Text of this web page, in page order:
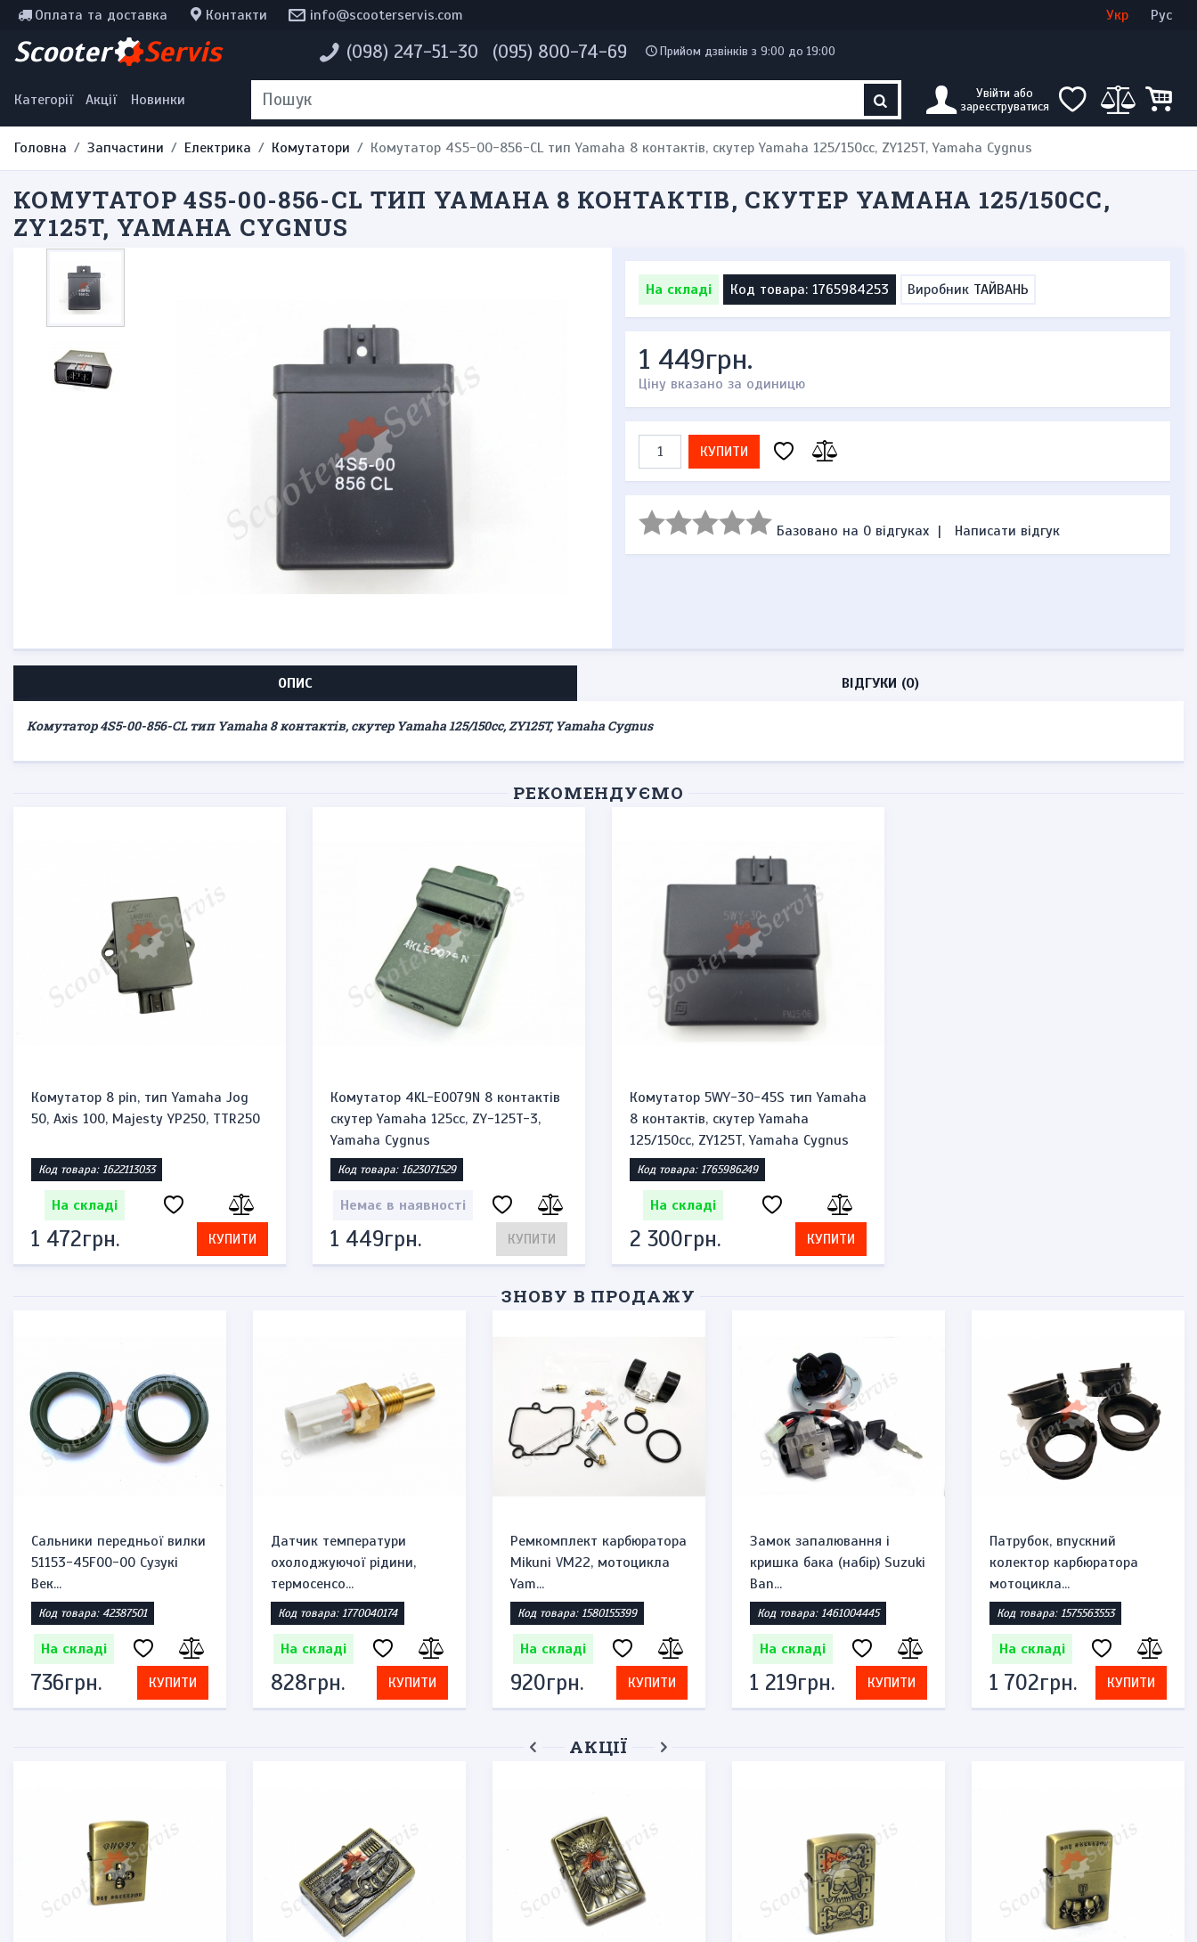
Оплата та доставка Контакти info@scooterservis.com Укр Рус
Scooter Servis (098) 247-51-30 (095) 800-74-69 Прийом дзвінків з 9:00 до 19:00
Категорії Акції Новинки
Увійти або
зареєструватися
Інструменти, мотохімія
Наклейки
Одяг та екіпірування
Головна Запчастини Електрика Комутатори Комутатор 4S5-00-856-CL тип Yamaha 8 контактів, скутер Yamaha 125/150cc, ZY125T, Yamaha Cygnus
КОМУТАТОР 4S5-00-856-CL ТИП YAMAHA 8 КОНТАКТІВ, СКУТЕР YAMAHA 125/150CC,
ZY125T, YAMAHA CYGNUS
На складі Код товара: 1765984253 Виробник ТАЙВАНЬ
1 449грн.
Ціну вказано за одиницю
КУПИТИ
Базовано на 0 відгуках | Написати відгук
ОПИС ВІДГУКИ (0)
Комутатор 4S5-00-856-CL тип Yamaha 8 контактів, скутер Yamaha 125/150cc, ZY125T, Yamaha Cygnus
РЕКОМЕНДУЄМО
Комутатор 8 pin, тип Yamaha Jog
50, Axis 100, Majesty YP250, TTR250
Код товара: 1622113033
На складі
1 472грн. КУПИТИ
Комутатор 4KL-E0079N 8 контактів
скутер Yamaha 125cc, ZY-125T-3,
Yamaha Cygnus
Код товара: 1623071529
Немає в наявності
1 449грн. КУПИТИ
Комутатор 5WY-30-45S тип Yamaha
8 контактів, скутер Yamaha
125/150cc, ZY125T, Yamaha Cygnus
Код товара: 1765986249
На складі
2 300грн. КУПИТИ
ЗНОВУ В ПРОДАЖУ
Сальники передньої вилки
51153-45F00-00 Сузукі
Век...
Код товара: 42387501
На складі
736грн. КУПИТИ
Датчик температури
охолоджуючої рідини,
термосенсо...
Код товара: 1770040174
На складі
828грн. КУПИТИ
Ремкомплект карбюратора
Mikuni VM22, мотоцикла
Yam...
Код товара: 1580155399
На складі
920грн. КУПИТИ
Замок запалювання і
кришка бака (набір) Suzuki
Ban...
Код товара: 1461004445
На складі
1 219грн. КУПИТИ
Патрубок, впускний
колектор карбюратора
мотоцикла...
Код товара: 1575563553
На складі
1 702грн. КУПИТИ
АКЦІЇ